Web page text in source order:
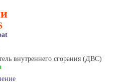
внутреннего сгорания (ДВС)